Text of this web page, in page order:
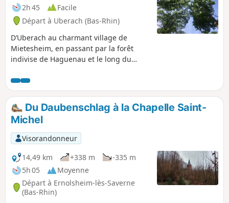
2h 45
Facile
Départ à Uberach (Bas-Rhin)
D’Uberach au charmant village de
Mietesheim, en passant par la forêt
indivise de Haguenau et le long du
mènera à travers de majestueux chênes
et hêtres et mettra en lumière le passé
comme le présent militaire de la forêt.
Du Daubenschlag à la Chapelle Saint-
Michel
Visorandonneur
14,49 km
+338 m
-335 m
5h 05
Moyenne
Départ à Ernolsheim-lès-Saverne
(Bas-Rhin)